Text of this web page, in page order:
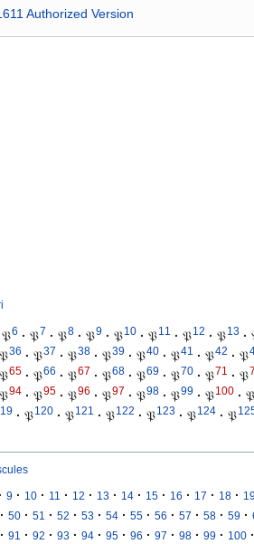
Authorized Version
𝔓6 · 𝔓7 · 𝔓8 · 𝔓9 · 𝔓10 · 𝔓11 · 𝔓12 · 𝔓13 ·
𝔓36 · 𝔓37 · 𝔓38 · 𝔓39 · 𝔓40 · 𝔓41 · 𝔓42 · 𝔓
𝔓65 · 𝔓66 · 𝔓67 · 𝔓68 · 𝔓69 · 𝔓70 · 𝔓71 · 𝔓
𝔓94 · 𝔓95 · 𝔓96 · 𝔓97 · 𝔓98 · 𝔓99 · 𝔓100 · 𝔓
· 𝔓120 · 𝔓121 · 𝔓122 · 𝔓123 · 𝔓124 · 𝔓
· 9 · 10 · 11 · 12 · 13 · 14 · 15 · 16 · 17 · 18 ·
· 50 · 51 · 52 · 53 · 54 · 55 · 56 · 57 · 58 · 59 ·
· 91 · 92 · 93 · 94 · 95 · 96 · 97 · 98 · 99 · 100 ·